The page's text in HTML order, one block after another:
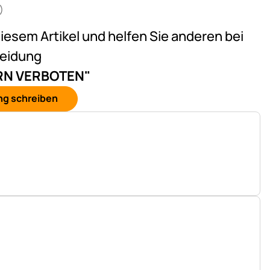
5 (14 Bewertungen)
Artikel und helfen Sie anderen bei
VERBOTEN"
schreiben